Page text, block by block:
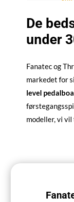
De
under
Fanatec og
markedet for
level
modeller, vi vil